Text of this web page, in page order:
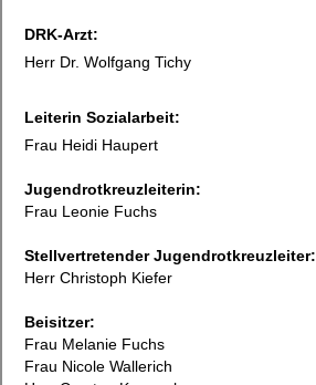
DRK-Arzt:
Herr Dr. Wolfgang Tichy
Leiterin Sozialarbeit:
Frau Heidi Haupert
Jugendrotkreuzleiterin:
Frau Leonie Fuchs
Stellvertretender Jugendrotkreuzleiter:
Herr Christoph Kiefer
Beisitzer:
Frau Melanie Fuchs
Frau Nicole Wallerich